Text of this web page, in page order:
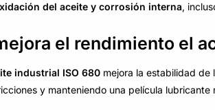
del aceite y corrosión interna,
el rendimiento el
industrial ISO 680 mejora la estabilidad de
y manteniendo una película